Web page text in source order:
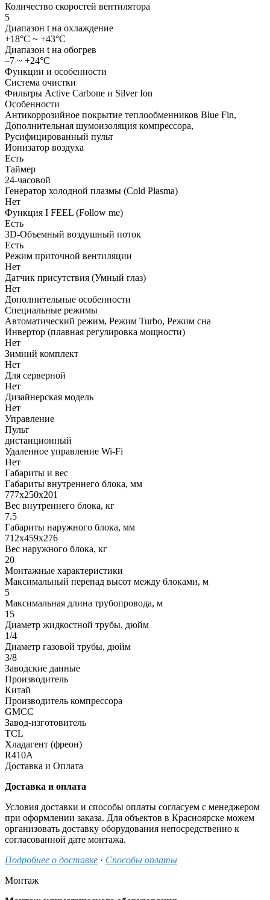
Количество скоростей вентилятора
5
Диапазон t на охлаждение
+18°C ~ +43°C
Диапазон t на обогрев
–7 ~ +24°C
Функции и особенности
Система очистки
Фильтры Active Carbone и Silver Ion
Особенности
Антикоррозийное покрытие теплообменников Blue Fin,
Дополнительная шумоизоляция компрессора,
Русифицированный пульт
Ионизатор воздуха
Есть
Таймер
24-часовой
Генератор холодной плазмы (Cold Plasma)
Нет
Функция I FEEL (Follow me)
Есть
3D-Объемный воздушный поток
Есть
Режим приточной вентиляции
Нет
Датчик присутствия (Умный глаз)
Нет
Дополнительные особенности
Специальные режимы
Автоматический режим, Режим Turbo, Режим сна
Инвертор (плавная регулировка мощности)
Нет
Зимний комплект
Нет
Для серверной
Нет
Дизайнерская модель
Нет
Управление
Пульт
дистанционный
Удаленное управление Wi-Fi
Нет
Габариты и вес
Габариты внутреннего блока, мм
777x250x201
Вес внутреннего блока, кг
7.5
Габариты наружного блока, мм
712x459x276
Вес наружного блока, кг
20
Монтажные характеристики
Максимальный перепад высот между блоками, м
5
Максимальная длина трубопровода, м
15
Диаметр жидкостной трубы, дюйм
1/4
Диаметр газовой трубы, дюйм
3/8
Заводские данные
Производитель
Китай
Производитель компрессора
GMCC
Завод-изготовитель
TCL
Хладагент (фреон)
R410A
Доставка и Оплата
Доставка и оплата
Условия доставки и способы оплаты согласуем с менеджером
при оформлении заказа. Для объектов в Красноярске можем
организовать доставку оборудования непосредственно к
согласованной дате монтажа.
Подробнее о доставке · Способы оплаты
Монтаж